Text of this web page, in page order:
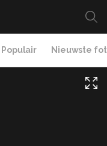
Populair Nieuwste